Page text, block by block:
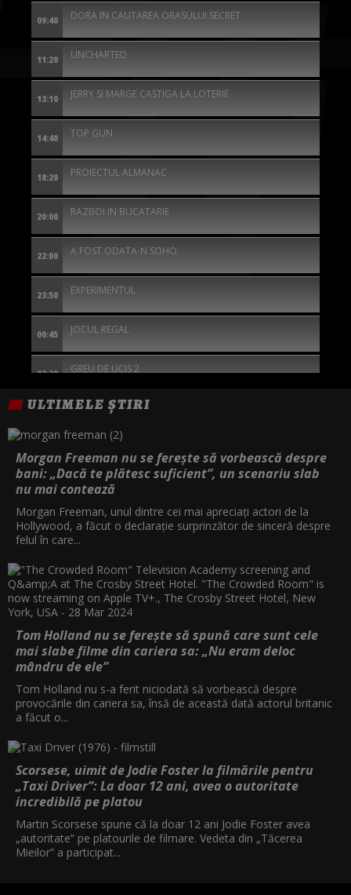
09:40 DORA IN CAUTAREA ORASULUI SECRET
11:20 UNCHARTED
13:10 JERRY SI MARGE CASTIGA LA LOTERIE
14:40 TOP GUN
18:20 PROIECTUL ALMANAC
20:00 RAZBOI IN BUCATARIE
22:00 A FOST ODATA-N SOHO
23:50 EXPERIMENTUL
00:45 JOCUL REGAL
02:30 GREU DE UCIS 2
EXCEPTIA
ULTIMELE ȘTIRI
Morgan Freeman nu se ferește să vorbească despre
bani: „Dacă te plătesc suficient”, un scenariu slab
nu mai contează
Morgan Freeman, unul dintre cei mai apreciați actori de la
Hollywood, a făcut o declarație surprinzător de sinceră despre
felul în care...
Tom Holland nu se ferește să spună care sunt cele
mai slabe filme din cariera sa: „Nu eram deloc
mândru de ele”
Tom Holland nu s-a ferit niciodată să vorbească despre
provocările din cariera sa, însă de această dată actorul britanic
a făcut o...
Scorsese, uimit de Jodie Foster la filmările pentru
„Taxi Driver”: La doar 12 ani, avea o autoritate
incredibilă pe platou
Martin Scorsese spune că la doar 12 ani Jodie Foster avea
„autoritate” pe platourile de filmare. Vedeta din „Tăcerea
Mieilor” a participat...